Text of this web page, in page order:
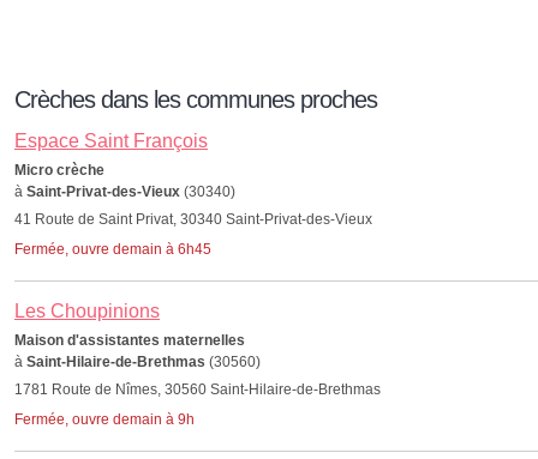
Crèches dans les communes proches
Espace Saint François
Micro crèche
à Saint-Privat-des-Vieux (30340)
41 Route de Saint Privat, 30340 Saint-Privat-des-Vieux
Fermée, ouvre demain à 6h45
Les Choupinions
Maison d'assistantes maternelles
à Saint-Hilaire-de-Brethmas (30560)
1781 Route de Nîmes, 30560 Saint-Hilaire-de-Brethmas
Fermée, ouvre demain à 9h